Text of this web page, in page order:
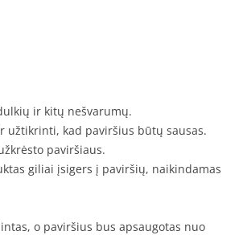
ir kitų nešvarumų.
užtikrinti, kad paviršius būtų sausas.
paviršiaus.
giliai įsigers į paviršių, naikindamas
o paviršius bus apsaugotas nuo